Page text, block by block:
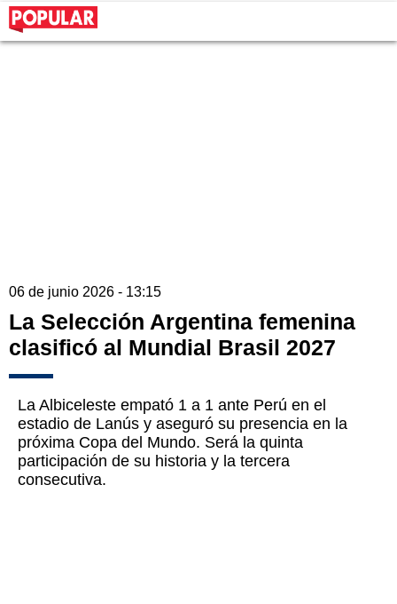
06 de junio 2026 - 13:15
La Selección Argentina femenina
clasificó al Mundial Brasil 2027
La Albiceleste empató 1 a 1 ante Perú en el
estadio de Lanús y aseguró su presencia en la
próxima Copa del Mundo. Será la quinta
participación de su historia y la tercera
consecutiva.